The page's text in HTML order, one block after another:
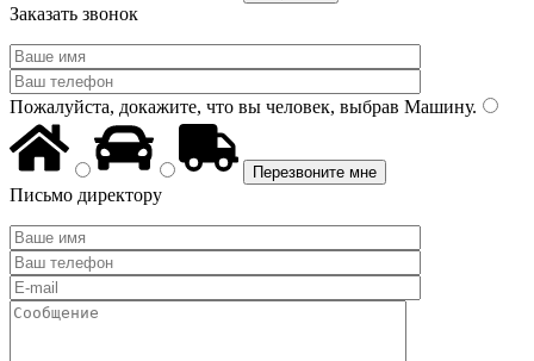
Заказать звонок
Пожалуйста, докажите, что вы человек, выбрав Машину.
Письмо директору